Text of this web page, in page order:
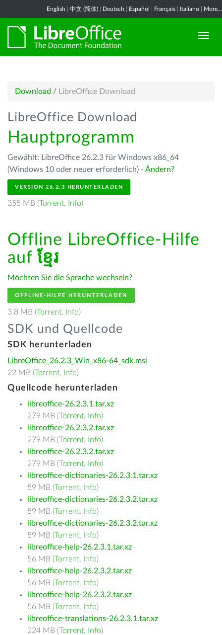
English 中文 (简体) Deutsch Español Français Italiano More...
Download / LibreOffice Download
LibreOffice Download
Hauptprogramm
Gewählt: LibreOffice 26.2.3 für Windows x86_64
(Windows 10 oder neuer erforderlich) - Ändern?
VERSION 26.2.3 HERUNTERLADEN
355 MB (Torrent, Info)
Offline LibreOffice-Hilfe
auf ខ្មែរ
Möchten Sie die Sprache wechseln?
OFFLINE-HILFE HERUNTERLADEN
3.8 MB (Torrent, Info)
SDK und Quellcode
SDK herunterladen
LibreOffice_26.2.3_Win_x86-64_sdk.msi
22 MB (Torrent, Info)
Quellcode herunterladen
libreoffice-26.2.3.1.tar.xz
279 MB (Torrent, Info)
libreoffice-26.2.3.2.tar.xz
279 MB (Torrent, Info)
libreoffice-26.2.3.2.tar.xz
279 MB (Torrent, Info)
libreoffice-dictionaries-26.2.3.1.tar.xz
59 MB (Torrent, Info)
libreoffice-dictionaries-26.2.3.2.tar.xz
59 MB (Torrent, Info)
libreoffice-dictionaries-26.2.3.2.tar.xz
59 MB (Torrent, Info)
libreoffice-help-26.2.3.1.tar.xz
56 MB (Torrent, Info)
libreoffice-help-26.2.3.2.tar.xz
56 MB (Torrent, Info)
libreoffice-help-26.2.3.2.tar.xz
56 MB (Torrent, Info)
libreoffice-translations-26.2.3.1.tar.xz
224 MB (Torrent, Info)